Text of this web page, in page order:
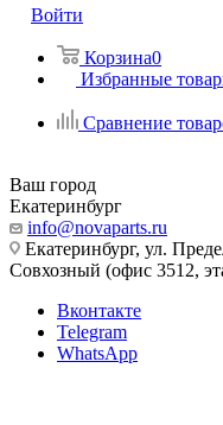
Войти
Корзина0
Избранные
Сравнение
Ваш город
Екатеринбург
info@novaparts.ru
Екатеринбург, ул.
Совхозный (офис 3512,
Вконтакте
Telegram
WhatsApp